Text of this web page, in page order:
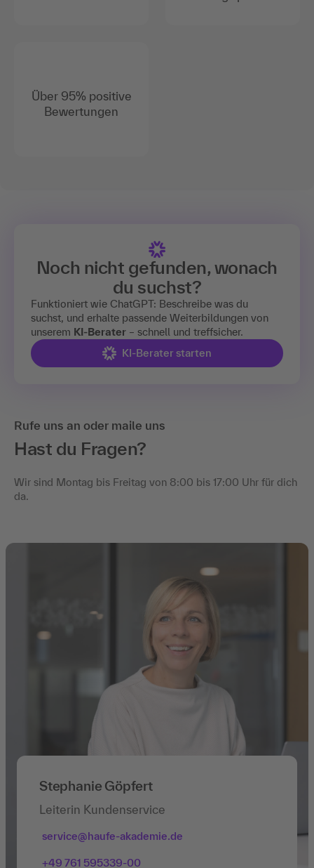
Über 95% positive
Bewertungen
Noch nicht gefunden, wonach
du suchst?
Funktioniert wie ChatGPT: Beschreibe was du
suchst, und erhalte passende Weiterbildungen von
unserem KI-Berater – schnell und treffsicher.
KI-Berater starten
Rufe uns an oder maile uns
Hast du Fragen?
Wir sind Montag bis Freitag von 8:00 bis 17:00 Uhr für dich
da.
Stephanie Göpfert
Leiterin Kundenservice
service@haufe-akademie.de
+49 761 595339-00